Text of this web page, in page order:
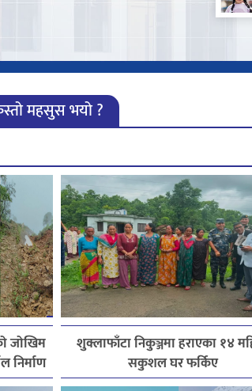
महसुस भयो ?
जोखिम
निर्माण
शुक्लाफाँटा निकुञ्जमा हराएका १४
सकुशल घर फर्किए